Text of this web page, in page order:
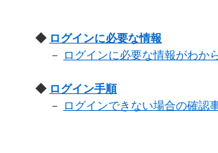
◆ ログインに必要な情報
－
ログインに必要な情報がわか
◆ ログイン手順
－
ログインできない場合の確認